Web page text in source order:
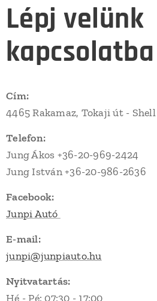
Lépj velünk
kapcsolatba
Cím:
4465 Rakamaz, Tokaji út -
Telefon:
Jung Ákos +36-20-969-2424
Jung István +36-20-986-2636
Facebook:
Junpi Autó
E-mail:
junpi@junpiauto.hu
Nyitvatartás:
Hé - Pé: 07:30 - 17:00